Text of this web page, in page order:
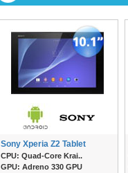
Sony Xperia Z2 Tablet
CPU: Quad-Core Krai..
GPU: Adreno 330 GPU